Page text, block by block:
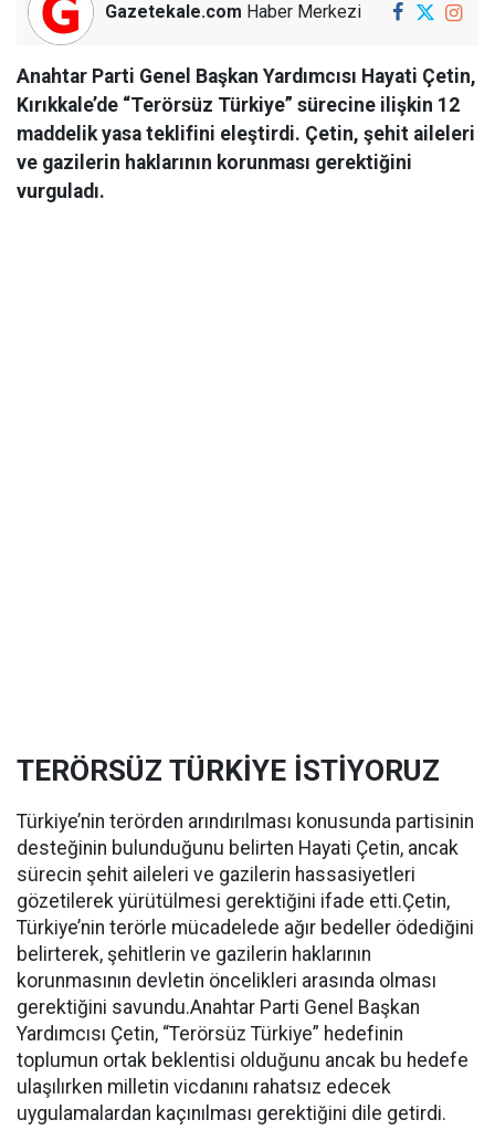
Gazetekale.com Haber Merkezi
Anahtar Parti Genel Başkan Yardımcısı Hayati Çetin,
Kırıkkale’de “Terörsüz Türkiye” sürecine ilişkin 12
maddelik yasa teklifini eleştirdi. Çetin, şehit aileleri
ve gazilerin haklarının korunması gerektiğini
vurguladı.
TERÖRSÜZ TÜRKİYE İSTİYORUZ
Türkiye’nin terörden arındırılması konusunda partisinin
desteğinin bulunduğunu belirten Hayati Çetin, ancak
sürecin şehit aileleri ve gazilerin hassasiyetleri
gözetilerek yürütülmesi gerektiğini ifade etti.Çetin,
Türkiye’nin terörle mücadelede ağır bedeller ödediğini
belirterek, şehitlerin ve gazilerin haklarının
korunmasının devletin öncelikleri arasında olması
gerektiğini savundu.Anahtar Parti Genel Başkan
Yardımcısı Çetin, “Terörsüz Türkiye” hedefinin
toplumun ortak beklentisi olduğunu ancak bu hedefe
ulaşılırken milletin vicdanını rahatsız edecek
uygulamalardan kaçınılması gerektiğini dile getirdi.